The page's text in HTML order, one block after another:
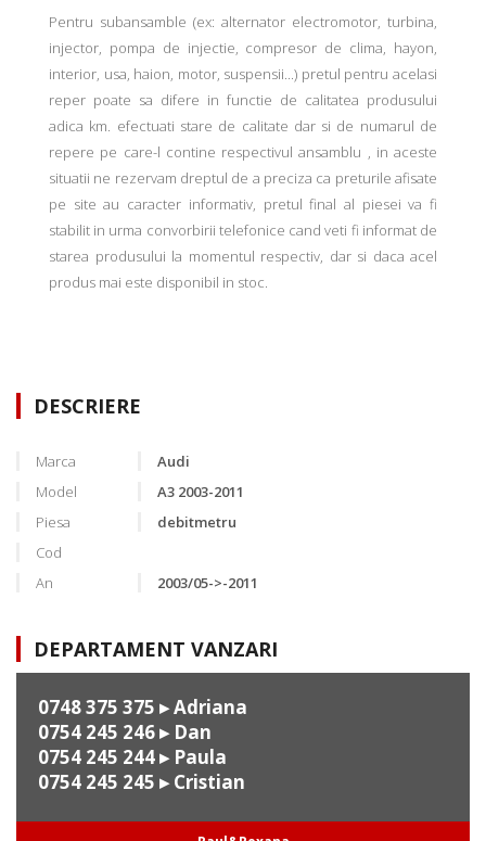
Pentru subansamble (ex: alternator electromotor, turbina,
injector, pompa de injectie, compresor de clima, hayon,
interior, usa, haion, motor, suspensii...) pretul pentru acelasi
reper poate sa difere in functie de calitatea produsului
adica km. efectuati stare de calitate dar si de numarul de
repere pe care-l contine respectivul ansamblu , in aceste
situatii ne rezervam dreptul de a preciza ca preturile afisate
pe site au caracter informativ, pretul final al piesei va fi
stabilit in urma convorbirii telefonice cand veti fi informat de
starea produsului la momentul respectiv, dar si daca acel
produs mai este disponibil in stoc.
DESCRIERE
Marca
Audi
Model
A3 2003-2011
Piesa
debitmetru
Cod
An
2003/05->-2011
DEPARTAMENT VANZARI
0748 375 375 ▸ Adriana
0754 245 246▸ Dan
0754 245 244▸ Paula
0754 245 245 ▸ Cristian